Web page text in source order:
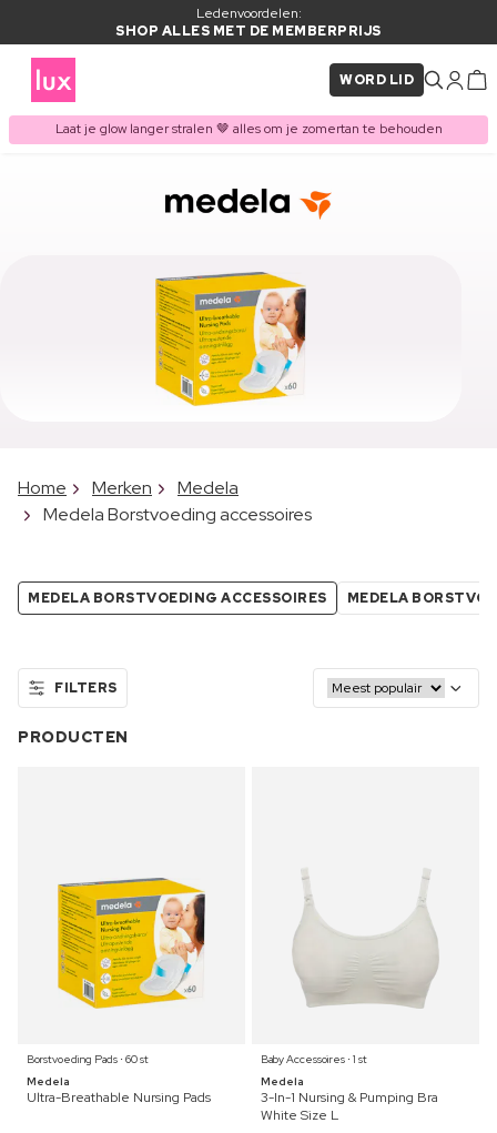
Ledenvoordelen:
SHOP ALLES MET DE MEMBERPRIJS
WORD LID
Laat je glow langer stralen 🤎 alles om je zomertan te behouden
Home Merken
Medela
Medela Borstvoeding accessoires
MEDELA BORSTVOEDING ACCESSOIRES MEDELA
FILTERS
PRODUCTEN
Borstvoeding Pads ⋅ 60 st
Medela
Ultra-Breathable Nursing Pads
Baby Accessoires ⋅ 1 st
Medela
3-In-1 Nursing & Pumping Bra
White Size L